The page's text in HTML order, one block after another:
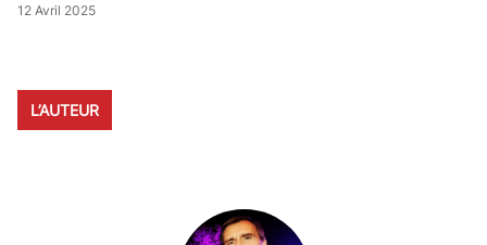
12 Avril 2025
L’AUTEUR